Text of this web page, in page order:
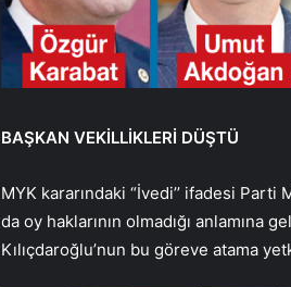
BAŞKAN VEKİLLİKLERİ DÜŞTÜ
MYK kararındaki “İvedi’’ ifadesi Parti
da oy haklarının olmadığı
Kılıçdaroğlu’nun bu göreve atama